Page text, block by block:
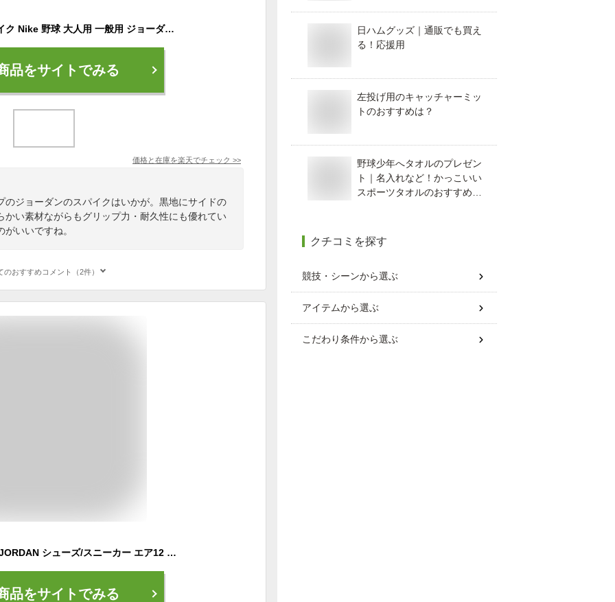
ナイキ ポイントスパイク Nike 野球 大人用 一般用 ジョーダン1レトロ Jordan 1 Retro Metal ハイカットタイプ 軽量 メンズ AV5354 001 ブラック
品をサイトでみる
価格と在庫を楽天でチェック >>
のジョーダンのスパイクはいかが。黒地にサイドの
かい素材ながらもグリップ力・耐久性にも優れてい
いいですね。
のおすすめコメント（2件）
ジョーダン スパイク JORDAN シューズ/スニーカー エア12 レトロ メタル Black/Silver 草野球特集
品をサイトでみる
日ハムグッズ｜通販でも買え
る！応援用
左投げ用のキャッチャーミッ
トのおすすめは？
野球少年へタオルのプレゼン
ト｜名入れなど！かっこいい
スポーツタオルのおすすめ
クチコミを探す
競技・シーンから選ぶ
アイテムから選ぶ
こだわり条件から選ぶ